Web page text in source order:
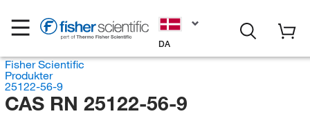
DA
Fisher Scientific
Produkter
25122-56-9
CAS RN 25122-56-9